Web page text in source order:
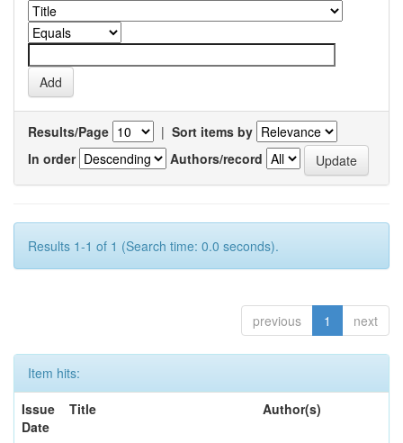
Results/Page | Sort items by
In order
Authors/record
Results 1-1 of 1 (Search time: 0.0 seconds).
previous 1 next
Item hits:
Issue
Date
Title Author(s)